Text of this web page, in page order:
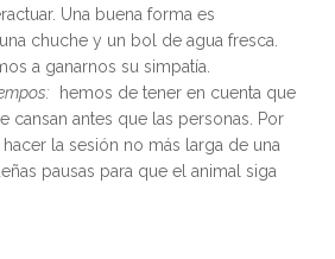
Una buena forma es
chuche y un bol de agua fresca.
a ganarnos su simpatía.
hemos de tener en cuenta que
cansan antes que las personas. Por
la sesión no más larga de una
pausas para que el animal siga